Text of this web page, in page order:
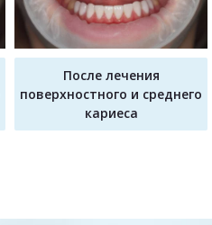
После лечения
поверхностного и среднего
кариеса